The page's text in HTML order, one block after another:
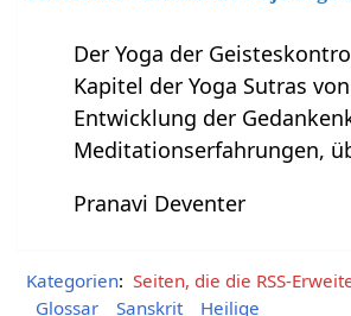
Der Yoga der
Kapitel der Yoga Sutras
Entwicklung der
Meditationserfahrungen,
Pranavi Deventer
Kategorien: Seiten, die die RSS-
Glossar
Sanskrit Heilige